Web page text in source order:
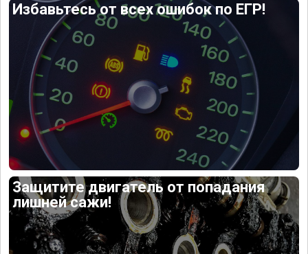
Избавьтесь от всех ошибок по ЕГР!
Защитите двигатель от попадания
лишней сажи!